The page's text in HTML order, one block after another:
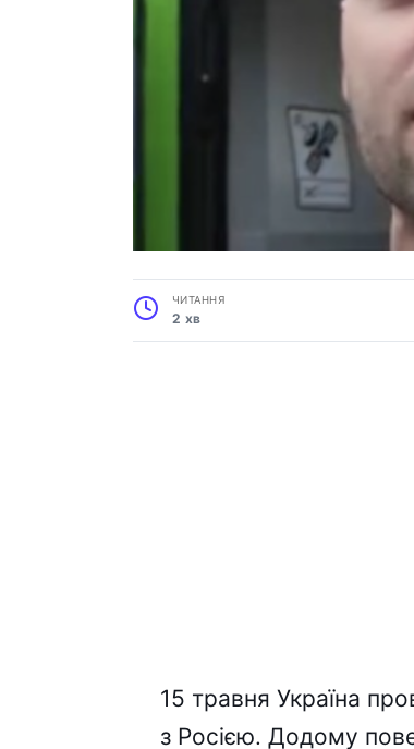
ЧИТАННЯ
2 хв
15 тpaвня Укpaїнa
з Pоcією. Додомy